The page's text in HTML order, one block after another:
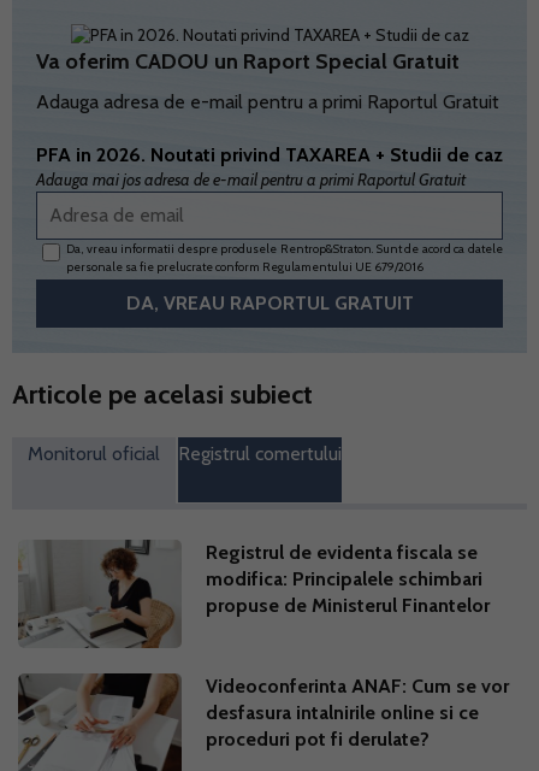
Va oferim CADOU un Raport Special Gratuit
Adauga adresa de e-mail pentru a primi Raportul Gratuit
PFA in 2026. Noutati privind TAXAREA + Studii de caz
Adauga mai jos adresa de e-mail pentru a primi Raportul Gratuit
Da, vreau informatii despre produsele Rentrop&Straton. Sunt de acord ca datele
personale sa fie prelucrate conform Regulamentului UE 679/2016
Articole pe acelasi subiect
Monitorul oficial Registrul comertului
Registrul de evidenta fiscala se
modifica: Principalele schimbari
propuse de Ministerul Finantelor
Videoconferinta ANAF: Cum se vor
desfasura intalnirile online si ce
proceduri pot fi derulate?